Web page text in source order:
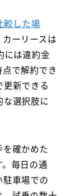
較した場
ーリースは
には違約金
で解約でき
新できる
選択肢に
確かめた
毎日の通
車場での